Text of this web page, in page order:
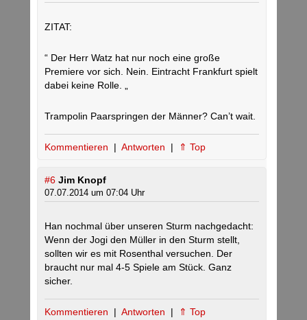
ZITAT:
“ Der Herr Watz hat nur noch eine große
Premiere vor sich. Nein. Eintracht Frankfurt spielt
dabei keine Rolle. „
Trampolin Paarspringen der Männer? Can’t wait.
Kommentieren | Antworten | ⇑ Top
#6 Jim Knopf
07.07.2014 um 07:04 Uhr
Han nochmal über unseren Sturm nachgedacht:
Wenn der Jogi den Müller in den Sturm stellt,
sollten wir es mit Rosenthal versuchen. Der
braucht nur mal 4-5 Spiele am Stück. Ganz
sicher.
Kommentieren | Antworten | ⇑ Top